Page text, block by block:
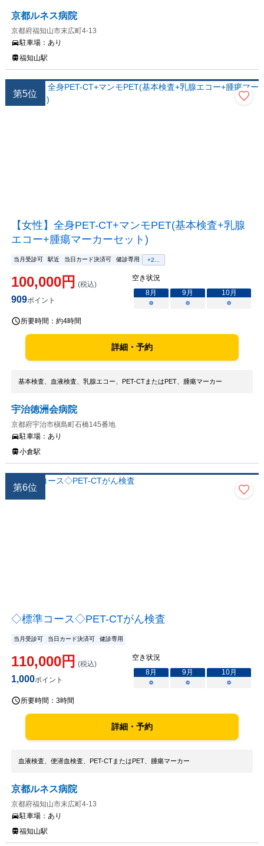
京都ルネス病院
京都府福知山市末広町4-13
駐車場： あり
福知山駅
第5位
【女性】全身PET-CT+マンモPET(基本検査+乳腺
エコー+腫瘍マーカーセット)
当月受診可 駅近 当日カード決済可 健診専用 +2...
100,000円 (税込)
909ポイント
空き状況
8月 9月 10月
○
○ ○
所要時間： 約4時間
詳細・予約
基本検査、血液検査、乳腺エコー、PET-CTまたはPET、腫瘍マーカー
宇治徳洲会病院
京都府宇治市槇島町石橋145番地
駐車場： あり
小倉駅
第6位
◇標準コース◇PET-CTがん検査
当月受診可 当日カード決済可 健診専用
110,000円 (税込)
1,000ポイント
空き状況
8月 9月 10月
○
○ ○
所要時間： 3時間
詳細・予約
血液検査、便潜血検査、PET-CTまたはPET、腫瘍マーカー
京都ルネス病院
京都府福知山市末広町4-13
駐車場： あり
福知山駅